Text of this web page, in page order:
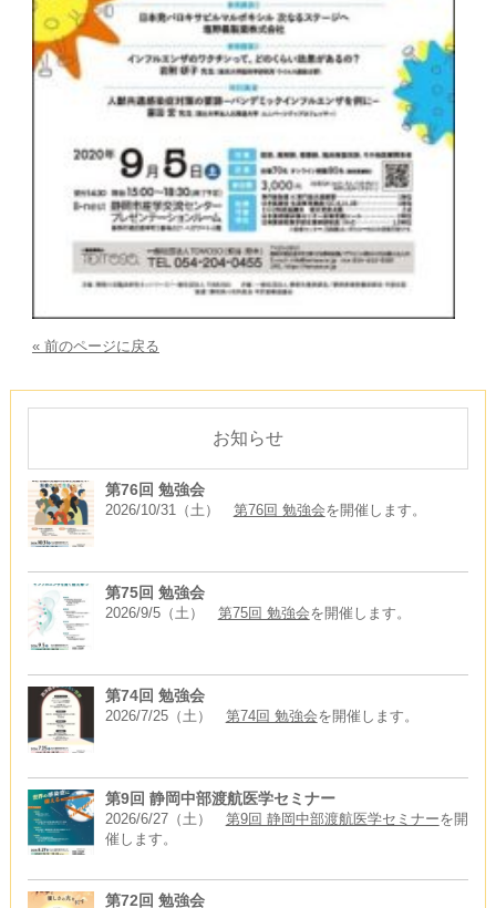
« 前のページに戻る
お知らせ
第76回 勉強会
2026/10/31（土） 第76回 勉強会を開催します。
第75回 勉強会
2026/9/5（土） 第75回 勉強会を開催します。
第74回 勉強会
2026/7/25（土） 第74回 勉強会を開催します。
第9回 静岡中部渡航医学セミナー
2026/6/27（土） 第9回 静岡中部渡航医学セミナーを開
催します。
第72回 勉強会